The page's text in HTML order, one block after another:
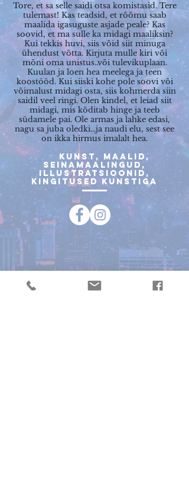
Tore, et sa selle saidi otsa komistasid. Tere
tulemast! Kas teadsid, et rõõmu saab
maalida igasuguste asjade peale? Kas
soovid, et ma sulle ka midagi maaliksin?
Kui tekkis huvi, siis võid siit minuga
ühendust võtta. Kirjuta mulle kiri või
mõni oma unistus..või tulevikuplaan.
Kuulan ja loen hea meelega ja teen
koostööd. Kui siiski kohe pole soovi või
võimalust midagi osta, siis kohmerda siin
saidil veel ringi. Olen kindel, et leiad siit
midagi, mis kõditab hinge ja teeb
südamele pai. Ole armas ja lahke edasi,
nagu sa juba oledki...ja naudi elu, sest see
on ikka hirmus imalalt hea.
Kunst, maalid,
seinamaalingud,
illustratsioonid,
kingitused kunstiga
renelyart@gmail.com